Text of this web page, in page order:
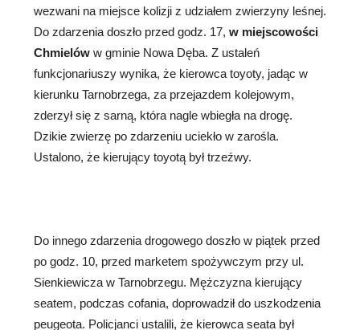
wezwani na miejsce kolizji z udziałem zwierzyny leśnej.
Do zdarzenia doszło przed godz. 17, w miejscowości
Chmielów w gminie Nowa Dęba. Z ustaleń
funkcjonariuszy wynika, że kierowca toyoty, jadąc w
kierunku Tarnobrzega, za przejazdem kolejowym,
zderzył się z sarną, która nagle wbiegła na drogę.
Dzikie zwierzę po zdarzeniu uciekło w zarośla.
Ustalono, że kierujący toyotą był trzeźwy.
Do innego zdarzenia drogowego doszło w piątek przed
po godz. 10, przed marketem spożywczym przy ul.
Sienkiewicza w Tarnobrzegu. Mężczyzna kierujący
seatem, podczas cofania, doprowadził do uszkodzenia
peugeota. Policjanci ustalili, że kierowca seata był